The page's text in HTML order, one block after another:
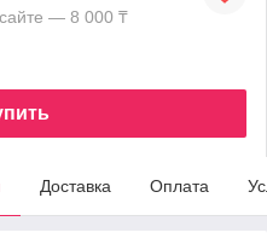
— 8 000 ₸
Доставка Оплата